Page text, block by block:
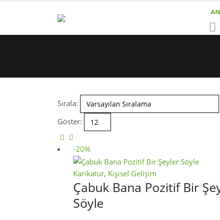
Sırala:
Göster:
-20%
Karikatür, Kişisel Gelişim
Çabuk Bana Pozitif Bir
Söyle